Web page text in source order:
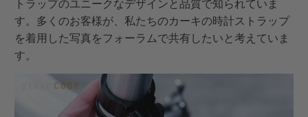
トラップのユニークなデザインと品質で知られていま
す。多くのお客様が、私たちのカーキの時計ストラップ
を着用した写真をフォーラムで共有したいと考えていま
す。